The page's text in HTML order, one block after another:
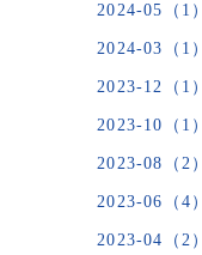
2024-05（1）
2024-03（1）
2023-12（1）
2023-10（1）
2023-08（2）
2023-06（4）
2023-04（2）